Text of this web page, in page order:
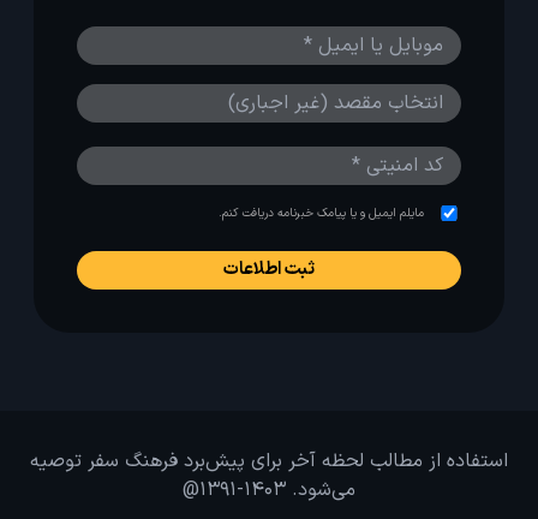
مایلم ایمیل و یا پیامک خبرنامه دریافت کنم.
استفاده از مطالب لحظه آخر برای پیش‌برد فرهنگ سفر توصیه
می‌شود. 1403-1391@